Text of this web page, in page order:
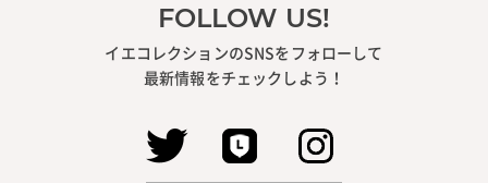
FOLLOW US!
イエコレクションのSNSをフォローして
最新情報をチェックしよう！